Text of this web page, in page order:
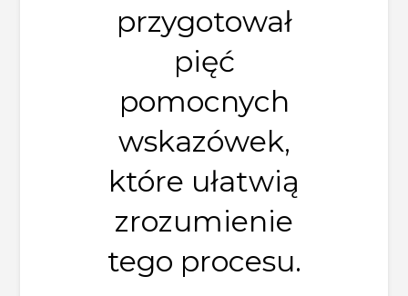
przygotował
pięć
pomocnych
wskazówek,
które ułatwią
zrozumienie
tego procesu.